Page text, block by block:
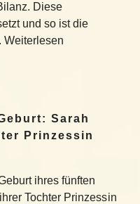
Diese
und so ist die
Weiterlesen
Sarah
Prinzessin
ihres fünften
Tochter Prinzessin